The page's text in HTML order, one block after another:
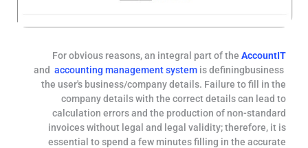
For obvious reasons, an integral part of the AccountIT
business
and accounting management system is defining
the user's business/company details. Failure to fill in the
company details with the correct details can lead to
calculation errors and the production of non-standard
invoices without legal and legal validity; therefore, it is
essential to spend a few minutes filling in the accurate